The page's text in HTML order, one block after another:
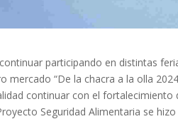
participando en distintas
mercado “De la chacra a la olla
continuar con el
Seguridad Alimentaria se